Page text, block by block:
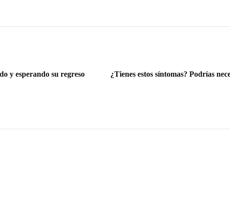
y esperando su regreso ¿Tienes estos síntomas? Podrías